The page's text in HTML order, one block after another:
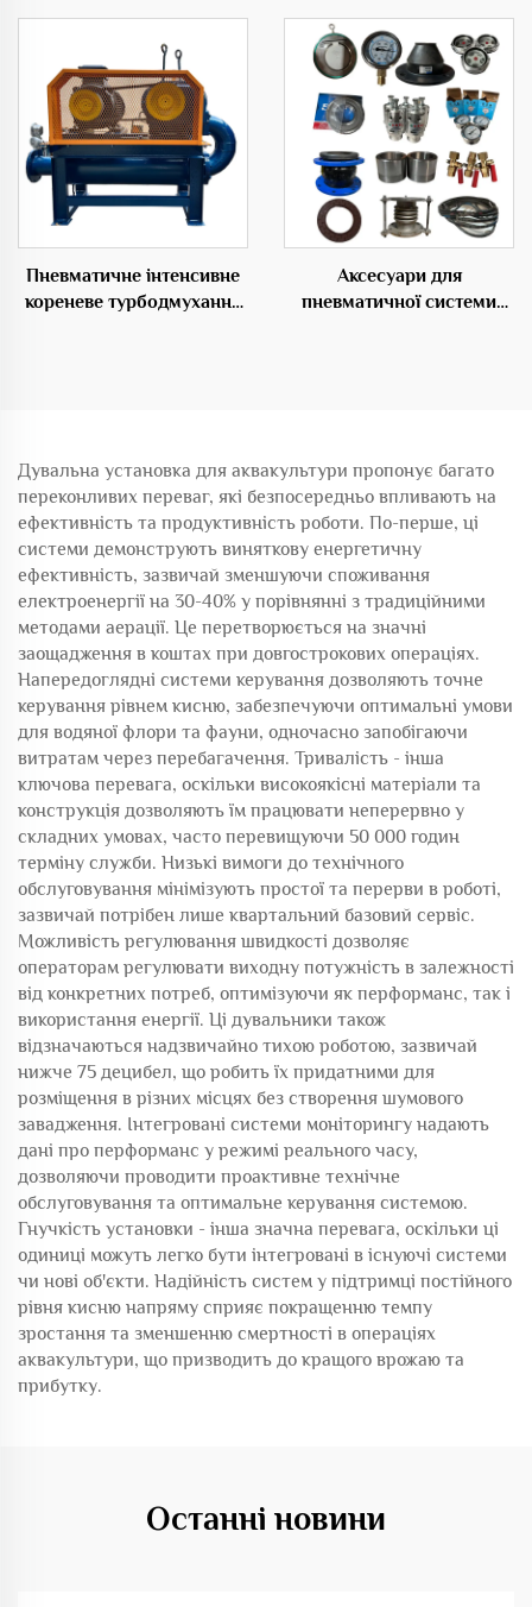
рибальських ферм
рівнем шуму
Пневматичне інтенсивне
кореневе турбодмухання
Аксесуари для
пневматичної системи
Дувальна установка для аквакультури пропонує багато
переконливих переваг, які безпосередньо впливають на
ефективність та продуктивність роботи. По-перше, ці
системи демонструють виняткову енергетичну
ефективність, зазвичай зменшуючи споживання
електроенергії на 30-40% у порівнянні з традиційними
методами аерації. Це перетворюється на значні
заощадження в коштах при довгострокових операціях.
Напередоглядні системи керування дозволяють точне
керування рівнем кисню, забезпечуючи оптимальні умови
для водяної флори та фауни, одночасно запобігаючи
витратам через перебагачення. Тривалість - інша
ключова перевага, оскільки високоякісні матеріали та
конструкція дозволяють їм працювати неперервно у
складних умовах, часто перевищуючи 50 000 годин
терміну служби. Низькі вимоги до технічного
обслуговування мінімізують простої та перерви в роботі,
зазвичай потрібен лише квартальний базовий сервіс.
Можливість регулювання швидкості дозволяє
операторам регулювати виходну потужність в залежності
від конкретних потреб, оптимізуючи як перформанс, так і
використання енергії. Ці дувальники також
відзначаються надзвичайно тихою роботою, зазвичай
нижче 75 децибел, що робить їх придатними для
розміщення в різних місцях без створення шумового
завадження. Інтегровані системи моніторингу надають
дані про перформанс у режимі реального часу,
дозволяючи проводити проактивне технічне
обслуговування та оптимальне керування системою.
Гнучкість установки - інша значна перевага, оскільки ці
одиниці можуть легко бути інтегровані в існуючі системи
чи нові об'єкти. Надійність систем у підтримці постійного
рівня кисню напряму сприяє покращенню темпу
зростання та зменшенню смертності в операціях
аквакультури, що призводить до кращого врожаю та
прибутку.
Останні новини